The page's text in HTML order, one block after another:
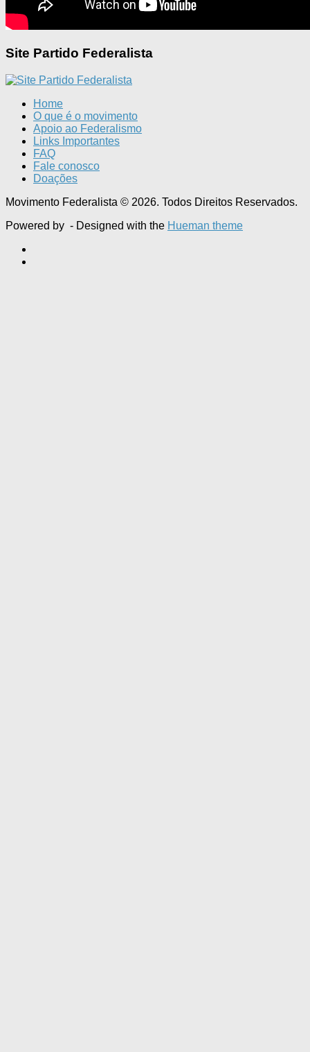
Site Partido Federalista
Home
O que é o movimento
Apoio ao Federalismo
Links Importantes
FAQ
Fale conosco
Doações
Movimento Federalista © 2026. Todos Direitos Reservados.
Powered by - Designed with the Hueman theme